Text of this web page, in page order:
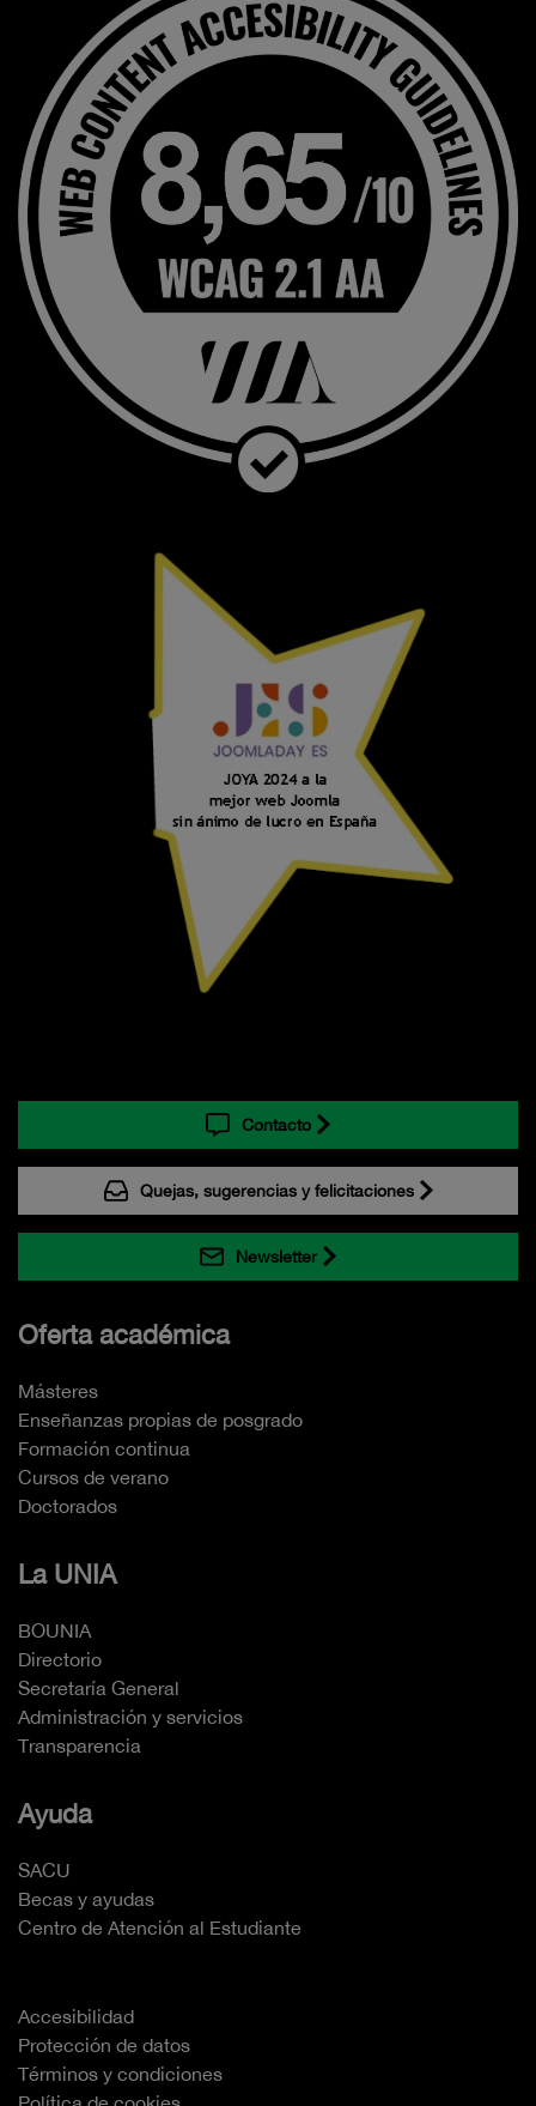
Contacto
Quejas, sugerencias y felicitaciones
Newsletter
Oferta académica
Másteres
Enseñanzas propias de posgrado
Formación continua
Cursos de verano
Doctorados
La UNIA
BOUNIA
Directorio
Secretaría General
Administración y servicios
Transparencia
Ayuda
SACU
Becas y ayudas
Centro de Atención al Estudiante
Accesibilidad
Protección de datos
Términos y condiciones